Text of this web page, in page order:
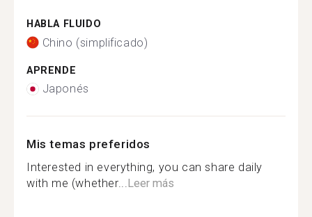
HABLA FLUIDO
Chino (simplificado)
APRENDE
Japonés
Mis temas preferidos
Interested in everything, you can share daily
with me (whether...Leer más